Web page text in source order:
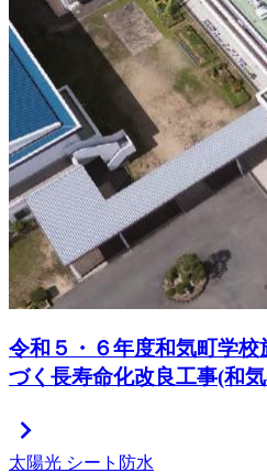
令和５・６年度和気町学
づく長寿命化改良工事(和
chevron_right
太陽光 シート防水